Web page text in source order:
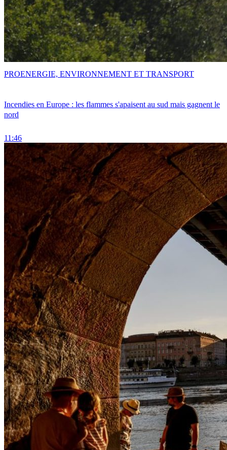
Incendies en Europe : les flammes s'apaisent au sud mais gagnent le
nord
11:46
PROENERGIE, ENVIRONNEMENT ET TRANSPORT